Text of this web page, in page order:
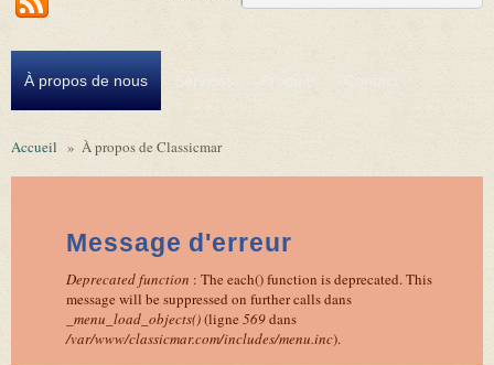
À propos de nous Services Produits Contact
Accueil » À propos de Classicmar
Message d'erreur
Deprecated function : The each() function is deprecated. This
message will be suppressed on further calls dans
_menu_load_objects()(ligne 569dans
/var/www/classicmar.com/includes/menu.inc).